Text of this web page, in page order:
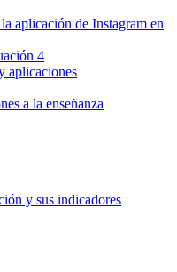
aplicación de Instagram en
4
aplicaciones
a la enseñanza
y sus indicadores